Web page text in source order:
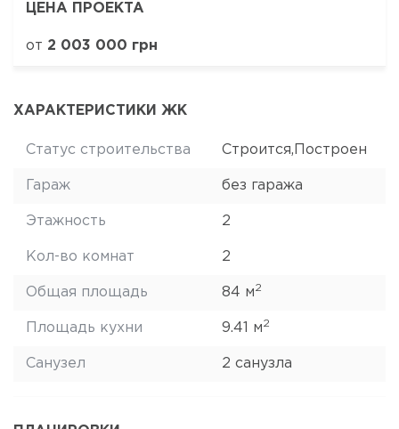
ЦЕНА ПРОЕКТА
от 2 003 000 грн
ХАРАКТЕРИСТИКИ ЖК
Статус строительства Строится,Построен
Гараж без гаража
Этажность 2
Кол-во комнат 2
Общая площадь 84 м2
Площадь кухни 9.41 м2
Санузел 2 санузла